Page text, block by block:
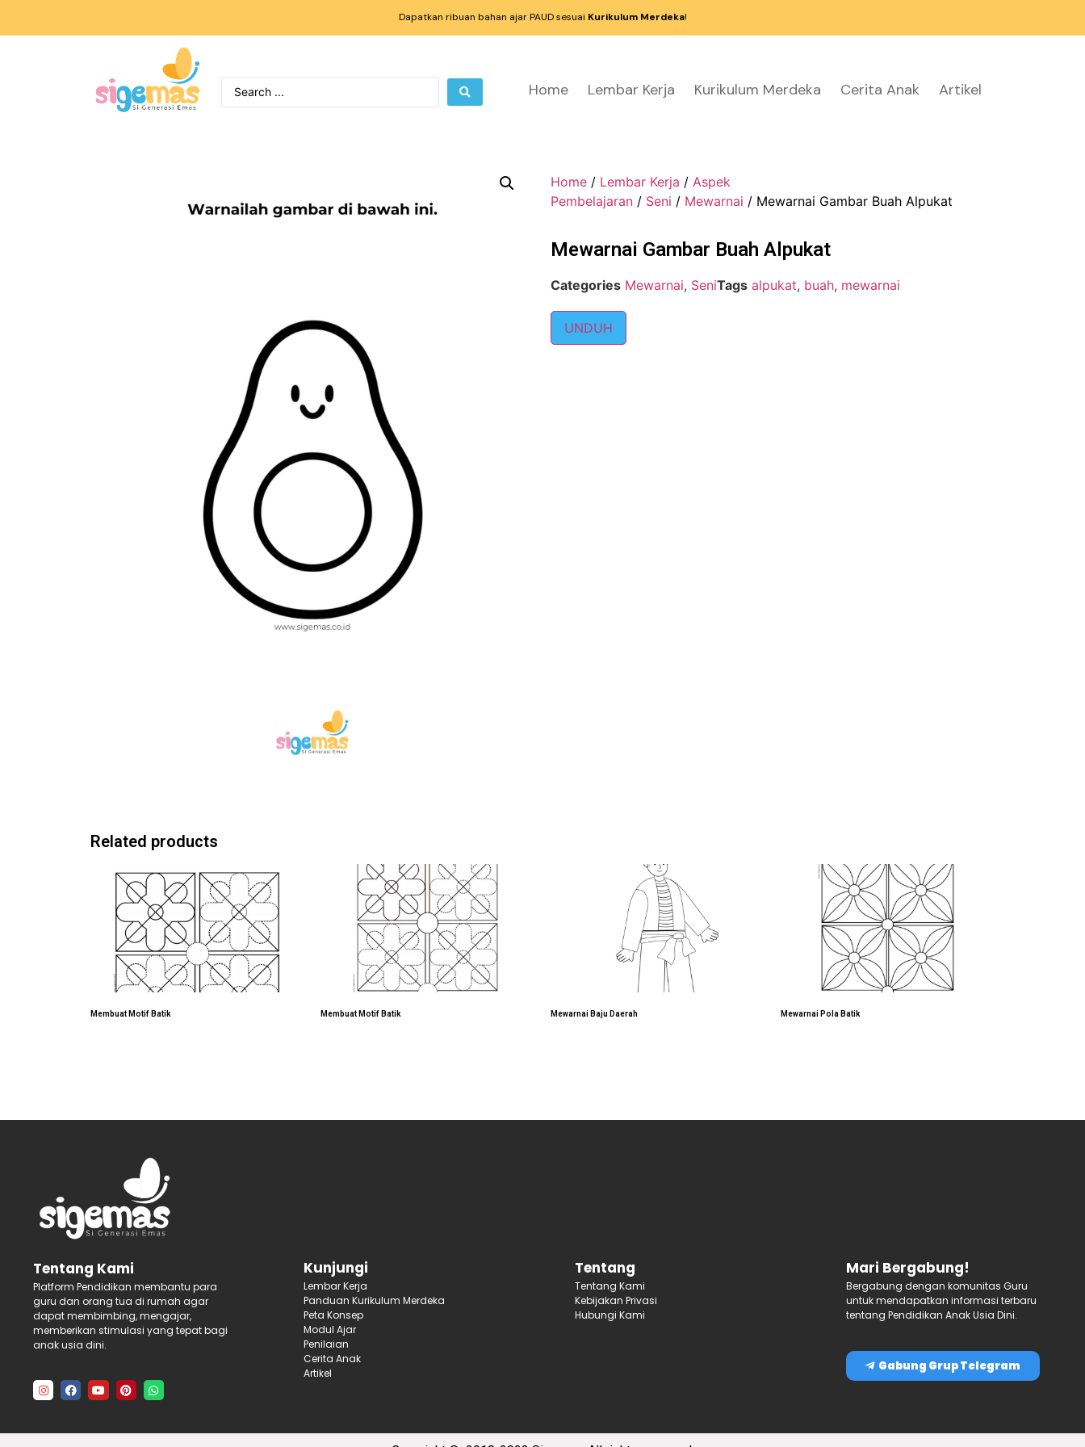
Dapatkan ribuan bahan ajar PAUD sesuai Kurikulum Merdeka!
Home Lembar Kerja Kurikulum Merdeka Cerita Anak Artikel
Home / Lembar Kerja / Aspek
Pembelajaran / Seni / Mewarnai / Mewarnai Gambar Buah Alpukat
Mewarnai Gambar Buah Alpukat
Categories Mewarnai, SeniTags alpukat, buah, mewarnai
UNDUH
Related products
Membuat Motif Batik Membuat Motif Batik Mewarnai Baju Daerah Mewarnai Pola Batik
Tentang Kami
Platform Pendidikan membantu para
guru dan orang tua di rumah agar
dapat membimbing, mengajar,
memberikan stimulasi yang tepat bagi
anak usia dini.
Kunjungi
Lembar Kerja
Panduan Kurikulum Merdeka
Peta Konsep
Modul Ajar
Penilaian
Cerita Anak
Artikel
Tentang
Tentang Kami
Kebijakan Privasi
Hubungi Kami
Mari Bergabung!
Bergabung dengan komunitas Guru
untuk mendapatkan informasi terbaru
tentang Pendidikan Anak Usia Dini.
Gabung Grup Telegram